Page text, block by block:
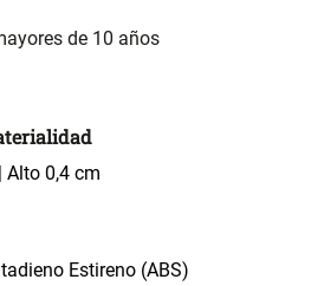
de 10 años
Alto 0,4 cm
Estireno (ABS)